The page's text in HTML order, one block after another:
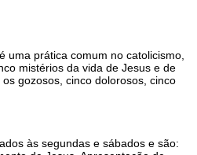
uma prática comum no catolicismo,
mistérios da vida de Jesus e de
gozosos, cinco dolorosos, cinco
às segundas e sábados e são: